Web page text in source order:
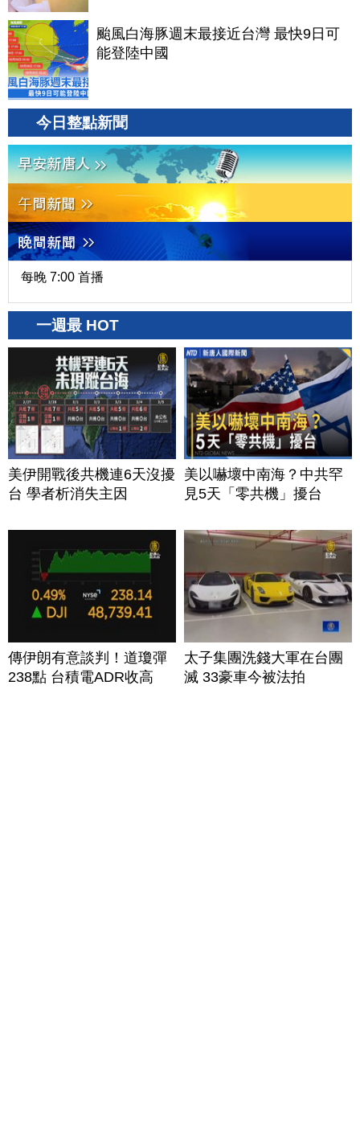
颱風白海豚週末最接近台灣 最快9日可
能登陸中國
今日整點新聞
每晚 7:00 首播
一週最 HOT
美伊開戰後共機連6天沒擾
台 學者析消失主因
美以嚇壞中南海？中共罕
見5天「零共機」擾台
傳伊朗有意談判！道瓊彈
238點 台積電ADR收高
太子集團洗錢大軍在台團
滅 33豪車今被法拍